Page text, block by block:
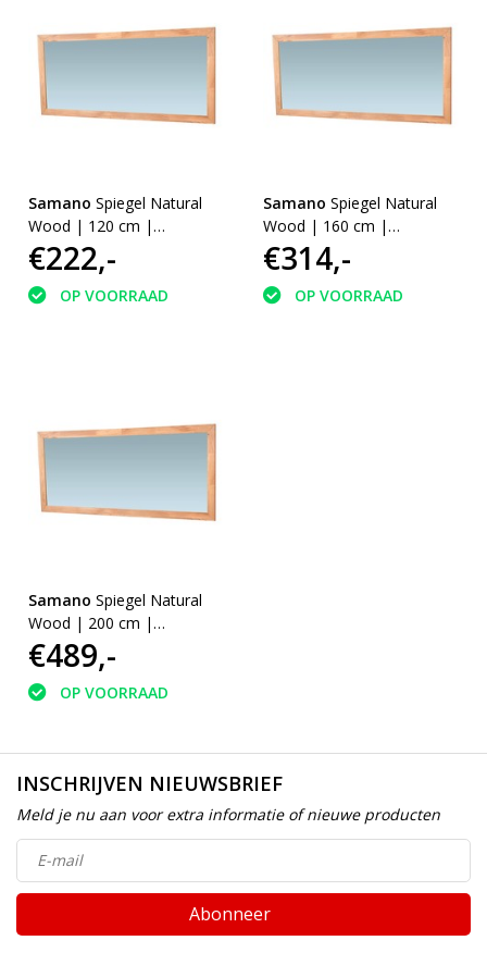
Samano Spiegel Natural
Wood | 120 cm |
eikenhout | zonder
verlichting
€222,-
OP VOORRAAD
Samano Spiegel Natural
Wood | 160 cm |
eikenhout | zonder
verlichting
€314,-
OP VOORRAAD
Samano Spiegel Natural
Wood | 200 cm |
eikenhout | zonder
verlichting
€489,-
OP VOORRAAD
INSCHRIJVEN NIEUWSBRIEF
Meld je nu aan voor extra informatie of nieuwe producten
Abonneer